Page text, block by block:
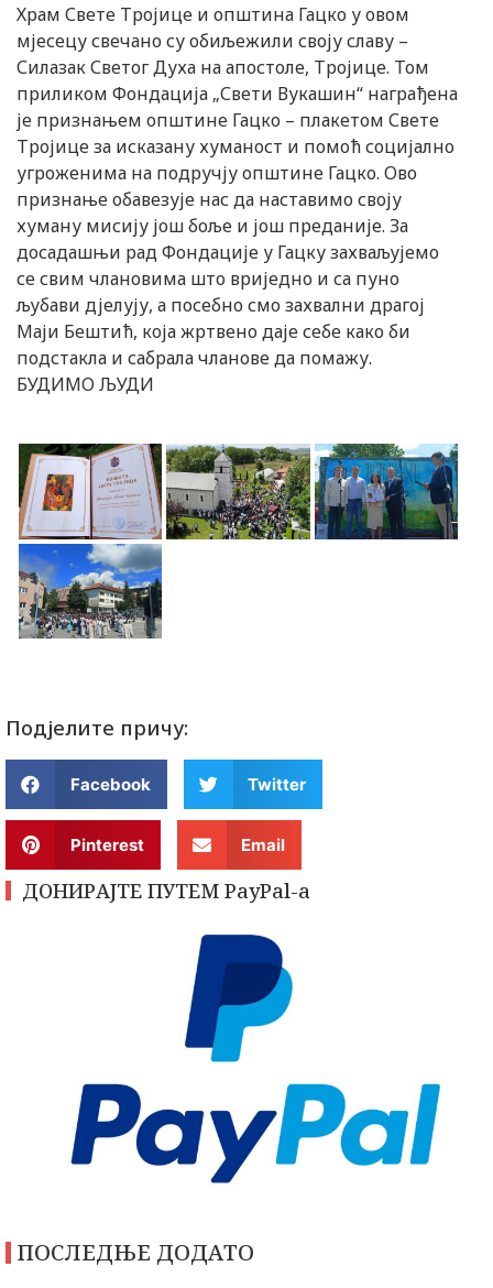
Храм Свете Тројице и општина Гацко у овом
мјесецу свечано су обиљежили своју славу –
Силазак Светог Духа на апостоле, Тројице. Том
приликом Фондација „Свети Вукашин“ награђена
је признањем општине Гацко – плакетом Свете
Тројице за исказану хуманост и помоћ социјално
угроженима на подручју општине Гацко. Ово
признање обавезује нас да наставимо своју
хуману мисију још боље и још преданије. За
досадашњи рад Фондације у Гацку захваљујемо
се свим члановима што вриједно и са пуно
љубави дјелују, а посебно смо захвални драгој
Маји Бештић, која жртвено даје себе како би
подстакла и сабрала чланове да помажу.
БУДИМО ЉУДИ
Подјелите причу:
Facebook Twitter
Pinterest Email
ДОНИРАЈТЕ ПУТЕМ PayPal-a
ПОСЛЕДЊЕ ДОДАТО